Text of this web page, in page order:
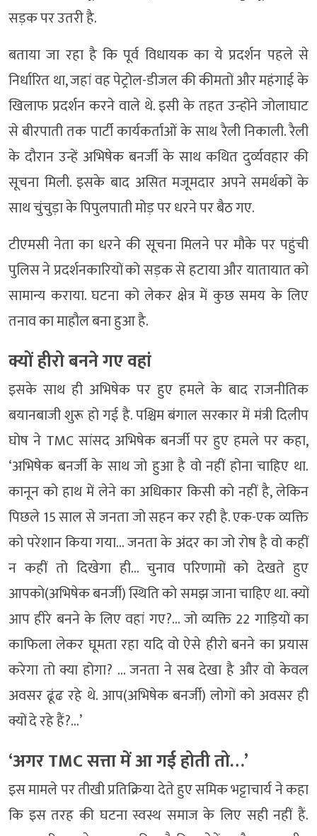
सड़क पर उतरी है.
बताया जा रहा है कि पूर्व विधायक का ये प्रदर्शन पहले से
निर्धारित था, जहां वह पेट्रोल-डीजल की कीमतों और महंगाई के
खिलाफ प्रदर्शन करने वाले थे. इसी के तहत उन्होंने जोलाघाट
से बीरपाती तक पार्टी कार्यकर्ताओं के साथ रैली निकाली. रैली
के दौरान उन्हें अभिषेक बनर्जी के साथ कथित दुर्व्यवहार की
सूचना मिली. इसके बाद असित मजूमदार अपने समर्थकों के
साथ चुंचुड़ा के पिपुलपाती मोड़ पर धरने पर बैठ गए.
टीएमसी नेता का धरने की सूचना मिलने पर मौके पर पहुंची
पुलिस ने प्रदर्शनकारियों को सड़क से हटाया और यातायात को
सामान्य कराया. घटना को लेकर क्षेत्र में कुछ समय के लिए
तनाव का माहौल बना हुआ है.
क्यों हीरो बनने गए वहां
इसके साथ ही अभिषेक पर हुए हमले के बाद राजनीतिक
बयानबाजी शुरू हो गई है. पश्चिम बंगाल सरकार में मंत्री दिलीप
घोष ने TMC सांसद अभिषेक बनर्जी पर हुए हमले पर कहा,
‘अभिषेक बनर्जी के साथ जो हुआ है वो नहीं होना चाहिए था.
कानून को हाथ में लेने का अधिकार किसी को नहीं है, लेकिन
पिछले 15 साल से जनता जो सहन कर रही है. एक-एक व्यक्ति
को परेशान किया गया… जनता के अंदर का जो रोष है वो कहीं
न कहीं तो दिखेगा ही… चुनाव परिणामों को देखते हुए
आपको(अभिषेक बनर्जी) स्थिति को समझ जाना चाहिए था. क्यों
आप हीरे बनने के लिए वहां गए?… जो व्यक्ति 22 गाड़ियों का
काफिला लेकर घूमता रहा यदि वो ऐसे हीरो बनने का प्रयास
करेगा तो क्या होगा? … जनता ने सब देखा है और वो केवल
अवसर ढूंढ रहे थे. आप(अभिषेक बनर्जी) लोगों को अवसर ही
क्यों दे रहे हैं?…’
‘अगर TMC सत्ता में आ गई होती तो…’
इस मामले पर तीखी प्रतिक्रिया देते हुए समिक भट्टाचार्य ने कहा
कि इस तरह की घटना स्वस्थ समाज के लिए सही नहीं हैं.